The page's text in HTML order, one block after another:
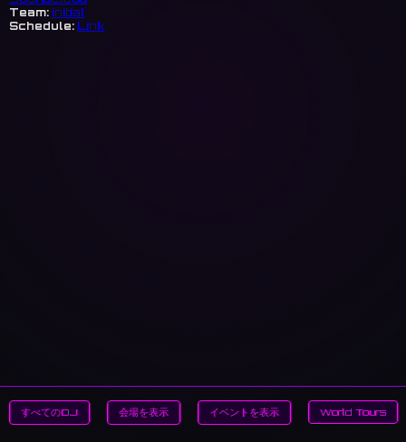
Team: initial
Schedule: Link
すべてのDJ 会場を表示 イベントを表示 World Tours